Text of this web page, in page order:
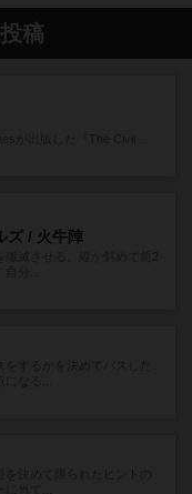
稿
ズ / 火牛陣